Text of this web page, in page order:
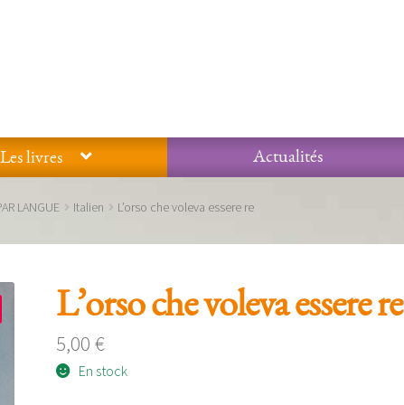
Les livres
Actualités
LANGUE Italien L’orso che voleva essere re
L’orso che voleva essere re
5,00€
En stock